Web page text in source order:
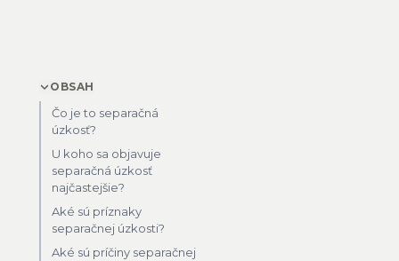
OBSAH
Čo je to separačná
úzkosť?
U koho sa objavuje
separačná úzkosť
najčastejšie?
Aké sú príznaky
separačnej úzkosti?
Aké sú príčiny separačnej